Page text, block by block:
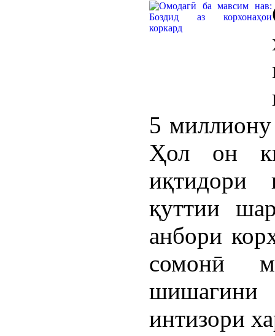
5
Ҳол он
иқтидори
қуттии
анбори
сомонӣ
шишагини
интизори